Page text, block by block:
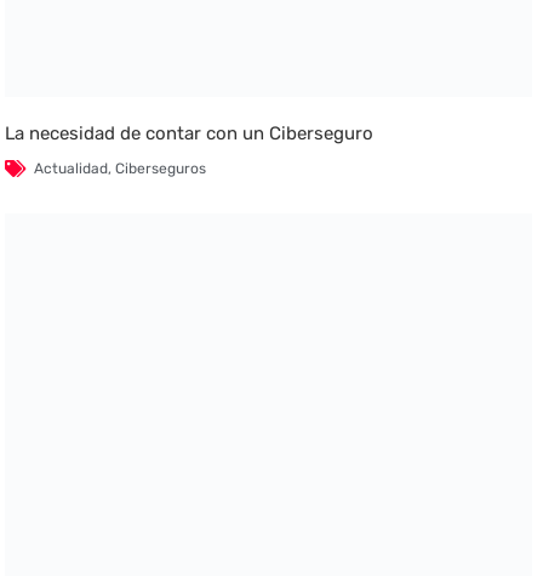
La necesidad de contar con un Ciberseguro
Actualidad,Ciberseguros